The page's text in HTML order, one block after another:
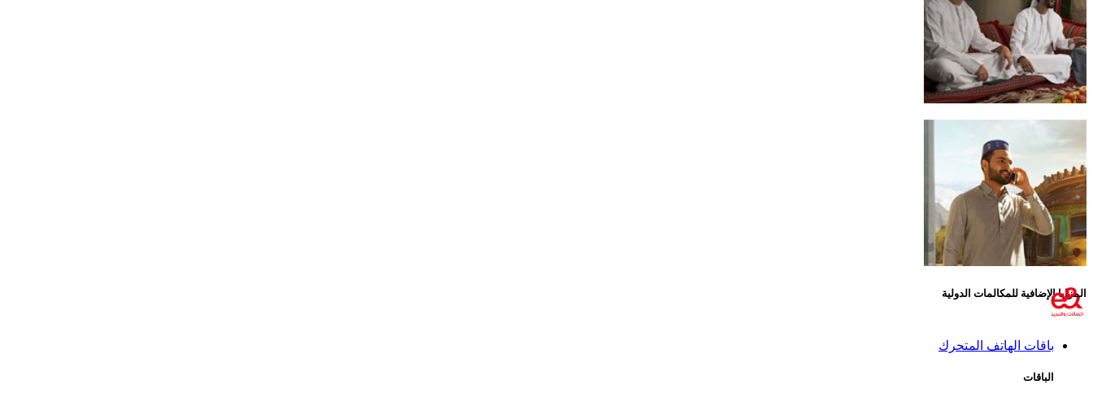
المزايا الإضافية للمكالمات الدولية
باقات الهاتف المتحرك
الباقات